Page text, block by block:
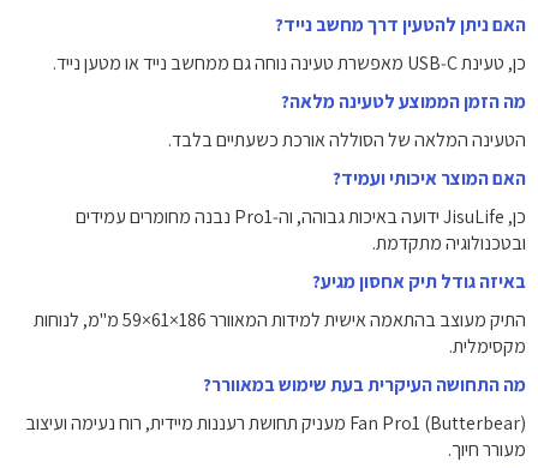
האם ניתן להטעין דרך מחשב נייד?
כן, טעינת USB‑C מאפשרת טעינה נוחה גם ממחשב נייד או מטען נייד.
מה הזמן הממוצע לטעינה מלאה?
הטעינה המלאה של הסוללה אורכת כשעתיים בלבד.
האם המוצר איכותי ועמיד?
כן, JisuLife ידועה באיכות גבוהה, וה‑Pro1 נבנה מחומרים עמידים
ובטכנולוגיה מתקדמת.
באיזה גודל תיק אחסון מגיע?
התיק מעוצב בהתאמה אישית למידות המאוורר ‎59×61×186‎ מ"מ, לנוחות
מקסימלית.
מה התחושה העיקרית בעת שימוש במאוורר?
Fan Pro1 (Butterbear) מעניק תחושת רעננות מיידית, רוח נעימה ועיצוב
מעורר חיוך.